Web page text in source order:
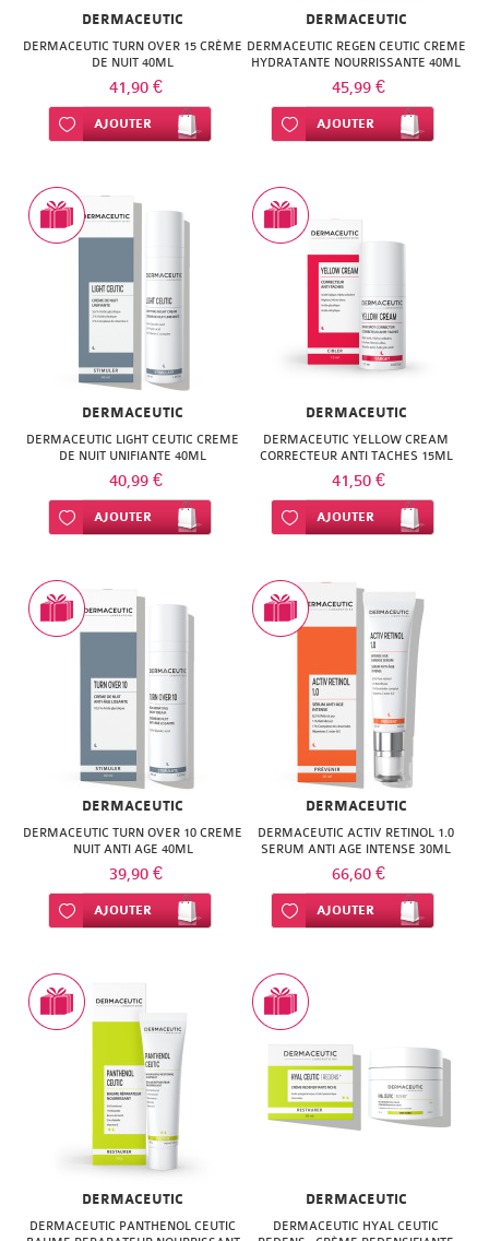
NATURAL
NATURE'S
NEW
NUTERGIA
OM3
NATURA
PHARMANORD
PHYSCIENCE
QUINTON
SANTE
VERTE
DIET
THERALICA
BAIN
SENS
&
FORM
NATESSANCE
NATURACTIVE
PLANTER'S
SOLGAR
DERMACEUTIC
DERMACEUTIC TURN OVER 15 CRÈME
DE NUIT 40ML
41,90 €
Ajouter à ma liste d’envie
AJOUTER
DERMACEUTIC
DERMACEUTIC REGEN CEUTIC CREME
HYDRATANTE NOURRISSANTE 40ML
45,99 €
Ajouter à ma liste d’envie
AJOUTER
DERMACEUTIC
DERMACEUTIC LIGHT CEUTIC CREME
DE NUIT UNIFIANTE 40ML
40,99 €
Ajouter à ma liste d’envie
AJOUTER
DERMACEUTIC
DERMACEUTIC YELLOW CREAM
CORRECTEUR ANTI TACHES 15ML
41,50 €
Ajouter à ma liste d’envie
AJOUTER
DERMACEUTIC
DERMACEUTIC TURN OVER 10 CREME
NUIT ANTI AGE 40ML
39,90 €
Ajouter à ma liste d’envie
AJOUTER
DERMACEUTIC
DERMACEUTIC ACTIV RETINOL 1.0
SERUM ANTI AGE INTENSE 30ML
66,60 €
Ajouter à ma liste d’envie
AJOUTER
DERMACEUTIC
DERMACEUTIC PANTHENOL CEUTIC
DERMACEUTIC
DERMACEUTIC HYAL CEUTIC